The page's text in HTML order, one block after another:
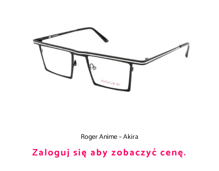
Roger Anime – Akira
Zaloguj się aby zobaczyć cenę.